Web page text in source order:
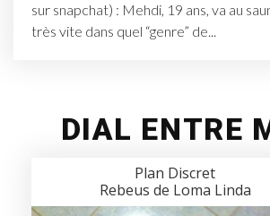
sur snapchat) : Mehdi, 19 ans, va au
très vite dans quel “genre” de...
DIAL ENTRE